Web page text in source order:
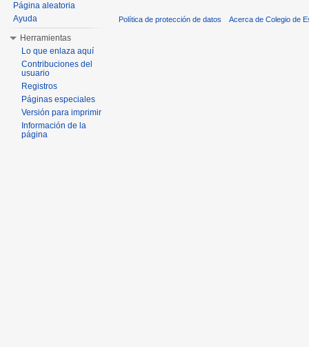
Página aleatoria
Ayuda
Herramientas
Lo que enlaza aquí
Contribuciones del
usuario
Registros
Páginas especiales
Versión para imprimir
Información de la
página
Política de protección de datos Acerca de Colegio de